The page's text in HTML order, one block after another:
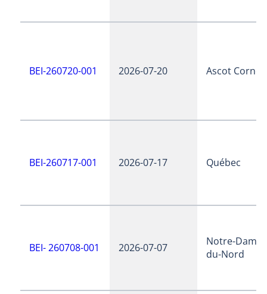
BEI-260720-001 2026-07-20 Ascot Corner
BEI-260717-001 2026-07-17 Québec
BEI- 260708-001 2026-07-07
Notre-Dame-
du-Nord